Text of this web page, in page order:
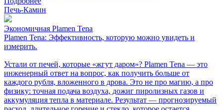
Печь-Камин
Экономичная Plamen Tena
Plamen Tena: Эффективность, которую можно увидеть и
измерить.
Устали от печей, которые «жгут даром»? Plamen Tena — это
инженерный ответ на вопрос, как получить больше от
каждого рубля, вложенного в дрова. Это не про магию, а про
физику: точная подача воздуха, дожиг пиролизных газов и
аккумуляция тепла в материале. Результат — прогнозируемый